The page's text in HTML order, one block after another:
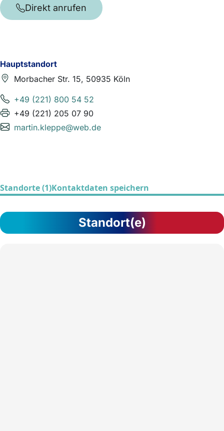
Hauptstandort
Morbacher Str. 15, 50935 Köln
+49 (221) 800 54 52
+49 (221) 205 07 90
martin.kleppe@web.de
Direkt anrufen
Standorte (1)Kontaktdaten speichern
Standort(e)